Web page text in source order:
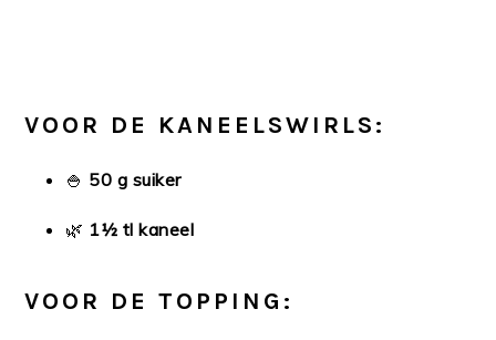
VOOR DE KANEELSWIRLS:
🍚 50 g suiker
🌿 1½ tl kaneel
VOOR DE TOPPING: